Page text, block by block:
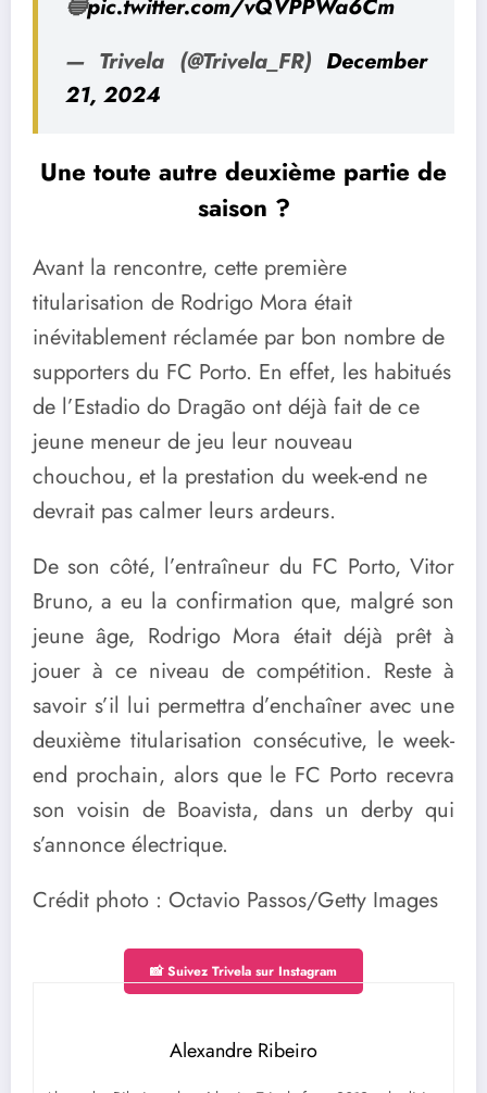
🔵pic.twitter.com/vQVPPWa6Cm
— Trivela (@Trivela_FR) December
21, 2024
Une toute autre deuxième partie de
saison ?
Avant la rencontre, cette première
titularisation de Rodrigo Mora était
inévitablement réclamée par bon nombre de
supporters du FC Porto. En effet, les habitués
de l’Estadio do Dragão ont déjà fait de ce
jeune meneur de jeu leur nouveau
chouchou, et la prestation du week-end ne
devrait pas calmer leurs ardeurs.
De son côté, l’entraîneur du FC Porto, Vitor
Bruno, a eu la confirmation que, malgré son
jeune âge, Rodrigo Mora était déjà prêt à
jouer à ce niveau de compétition. Reste à
savoir s’il lui permettra d’enchaîner avec une
deuxième titularisation consécutive, le week-
end prochain, alors que le FC Porto recevra
son voisin de Boavista, dans un derby qui
s’annonce électrique.
Crédit photo : Octavio Passos/Getty Images
📸 Suivez Trivela sur Instagram
Alexandre Ribeiro